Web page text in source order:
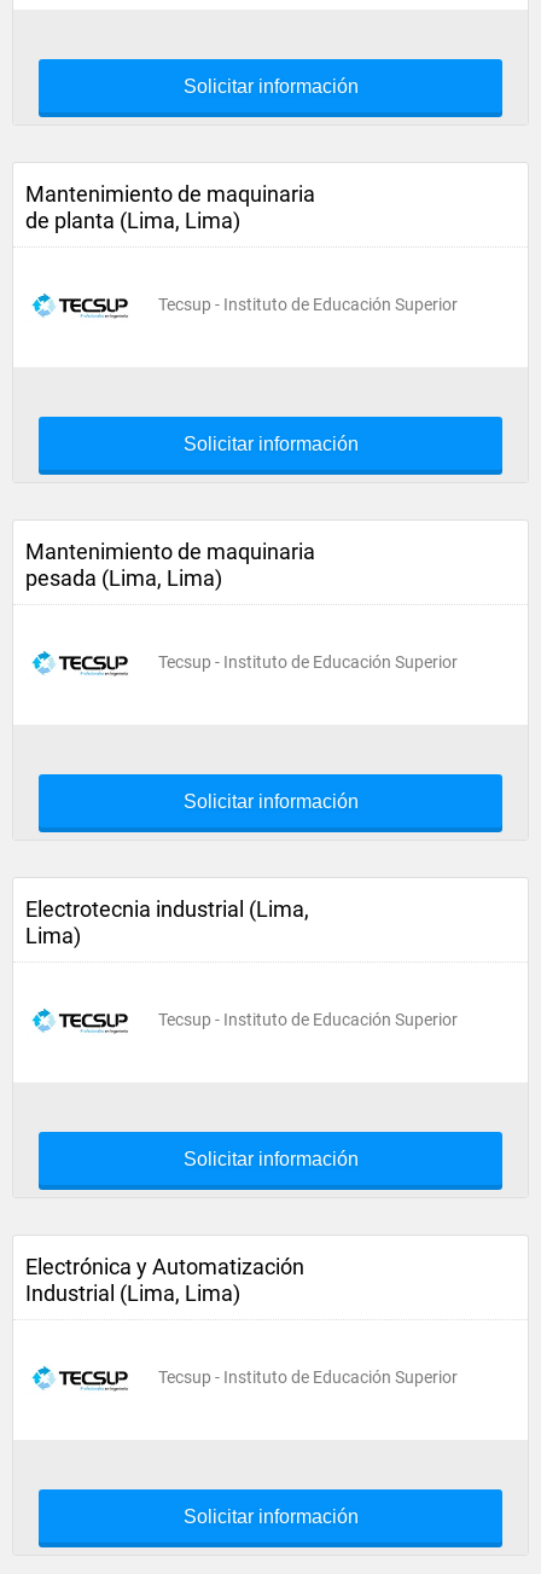
Solicitar información
Mantenimiento de maquinaria
de planta (Lima, Lima)
Tecsup - Instituto de Educación Superior
Solicitar información
Mantenimiento de maquinaria
pesada (Lima, Lima)
Tecsup - Instituto de Educación Superior
Solicitar información
Electrotecnia industrial (Lima,
Lima)
Tecsup - Instituto de Educación Superior
Solicitar información
Electrónica y Automatización
Industrial (Lima, Lima)
Tecsup - Instituto de Educación Superior
Solicitar información